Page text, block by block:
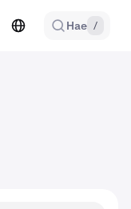
Hae /